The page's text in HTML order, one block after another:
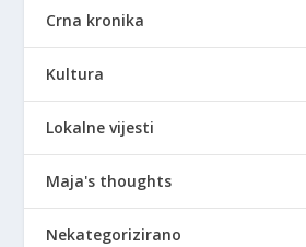
Crna kronika
Kultura
Lokalne vijesti
Maja's thoughts
Nekategorizirano